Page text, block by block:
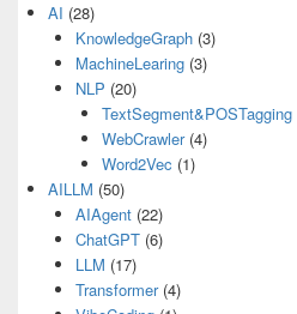
AI (28)
KnowledgeGraph(3)
MachineLearing(3)
NLP (20)
TextSegment&POSTagging
WebCrawler(4)
Word2Vec (1)
AILLM (50)
AIAgent(22)
ChatGPT(6)
LLM (17)
Transformer(4)